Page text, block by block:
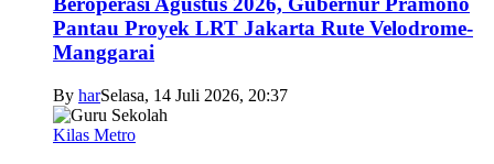
Pantau Proyek LRT Jakarta Rute Velodrome-
Manggarai
By harSelasa, 14 Juli 2026, 20:37
Kilas Metro